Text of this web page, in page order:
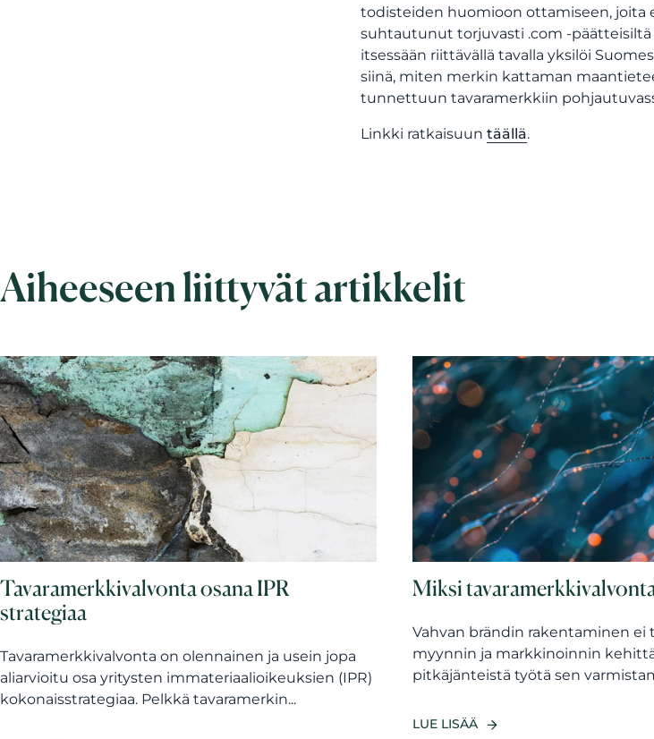
todisteiden huomioon ottamiseen, joita
suhtautunut torjuvasti .com -päätteisiltä
itsessään riittävällä tavalla yksilöi
siinä, miten merkin kattaman
tunnettuun tavaramerkkiin
Linkki ratkaisuuntäällä.
Aiheeseen liittyvät artikkelit
Tavaramerkkivalvonta osana IPR
strategiaa
Tavaramerkkivalvonta on olennainen ja usein jopa
aliarvioitu osa yritysten immateriaalioikeuksien (IPR)
kokonaisstrategiaa. Pelkkä tavaramerkin...
Miksi
Vahvan brändin rakentaminen ei
myynnin ja markkinoinnin
pitkäjänteistä työtä sen
LUE LISÄÄ